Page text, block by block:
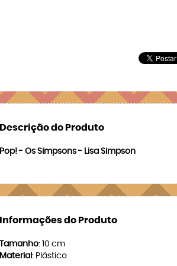
Descrição do Produto
Pop! - Os Simpsons - Lisa Simpson
Informações do Produto
Tamanho: 10 cm
Material : Plástico